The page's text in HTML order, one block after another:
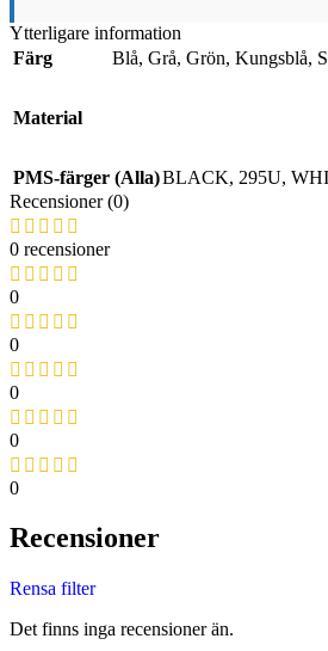
Ytterligare information
Färg
Blå, Grå, Grön, Kungsblå,
Material
PMS-färger (Alla)BLACK, 295U,
Recensioner (0)
0 recensioner
0
0
0
0
0
Recensioner
Rensa filter
Det finns inga recensioner än.